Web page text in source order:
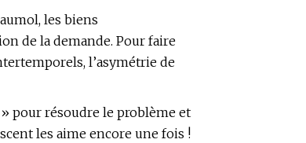
les biens
de la demande. Pour faire
l’asymétrie de
pour résoudre le problème et
les aime encore une fois !